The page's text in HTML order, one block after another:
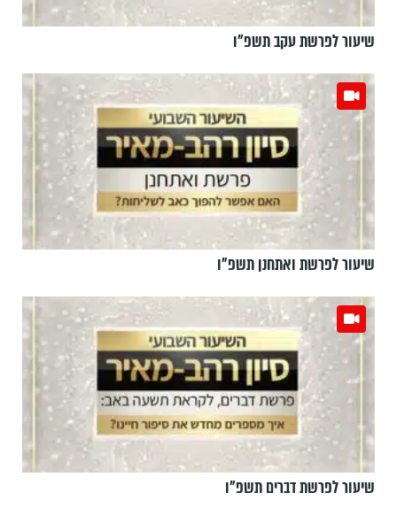
שיעור לפרשת עקב תשפ"ו
שיעור לפרשת ואתחנן תשפ"ו
שיעור לפרשת דברים תשפ"ו